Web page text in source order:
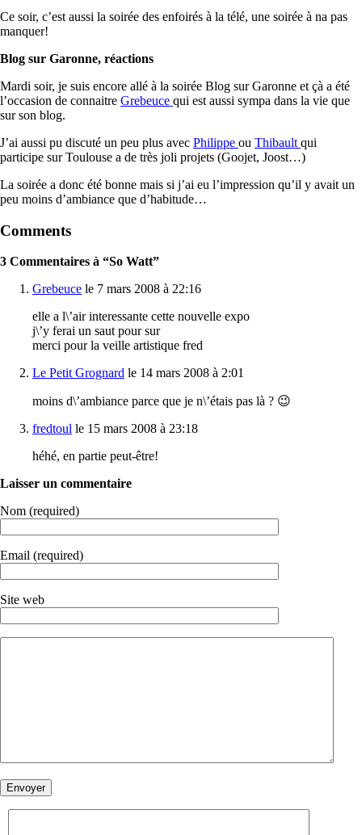
Ce soir, c’est aussi la soirée des enfoirés à la télé, une soirée à na pas
manquer!
Blog sur Garonne, réactions
Mardi soir, je suis encore allé à la soirée Blog sur Garonne et çà a été
l’occasion de connaitre Grebeuce qui est aussi sympa dans la vie que
sur son blog.
J’ai aussi pu discuté un peu plus avec Philippe ou Thibault qui
participe sur Toulouse a de très joli projets (Goojet, Joost…)
La soirée a donc été bonne mais si j’ai eu l’impression qu’il y avait un
peu moins d’ambiance que d’habitude…
Comments
3 Commentaires à “So Watt”
Grebeuce le 7 mars 2008 à 22:16
elle a l\’air interessante cette nouvelle expo
j\’y ferai un saut pour sur
merci pour la veille artistique fred
Le Petit Grognard le 14 mars 2008 à 2:01
moins d\’ambiance parce que je n\’étais pas là ? 😉
fredtoul le 15 mars 2008 à 23:18
héhé, en partie peut-être!
Laisser un commentaire
Nom (required)
Email (required)
Site web